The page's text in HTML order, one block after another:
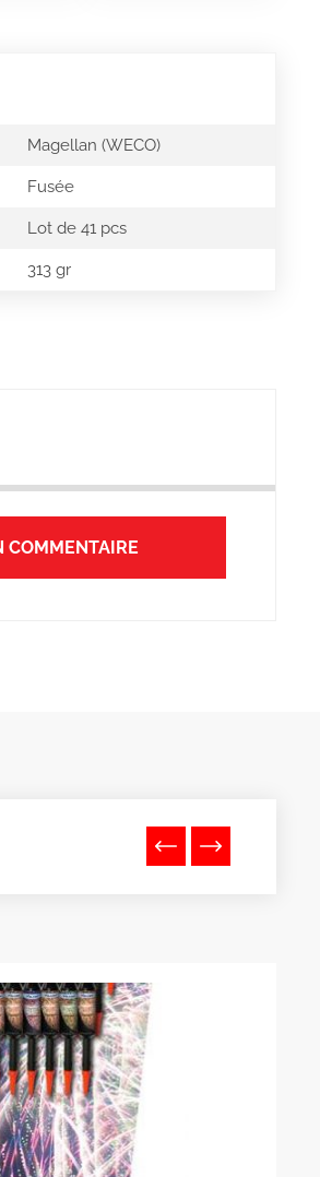
Magellan (WECO)
Fusée
Lot de 41 pcs
313 gr
COMMENTAIRE